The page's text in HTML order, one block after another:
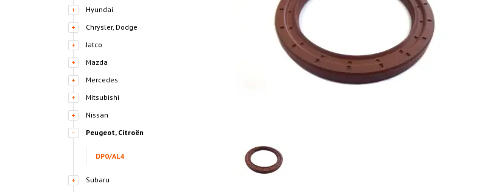
Hyundai
Chrysler, Dodge
Jatco
Mazda
Mercedes
Mitsubishi
Nissan
Peugeot, Citroën
DP0/AL4
Subaru